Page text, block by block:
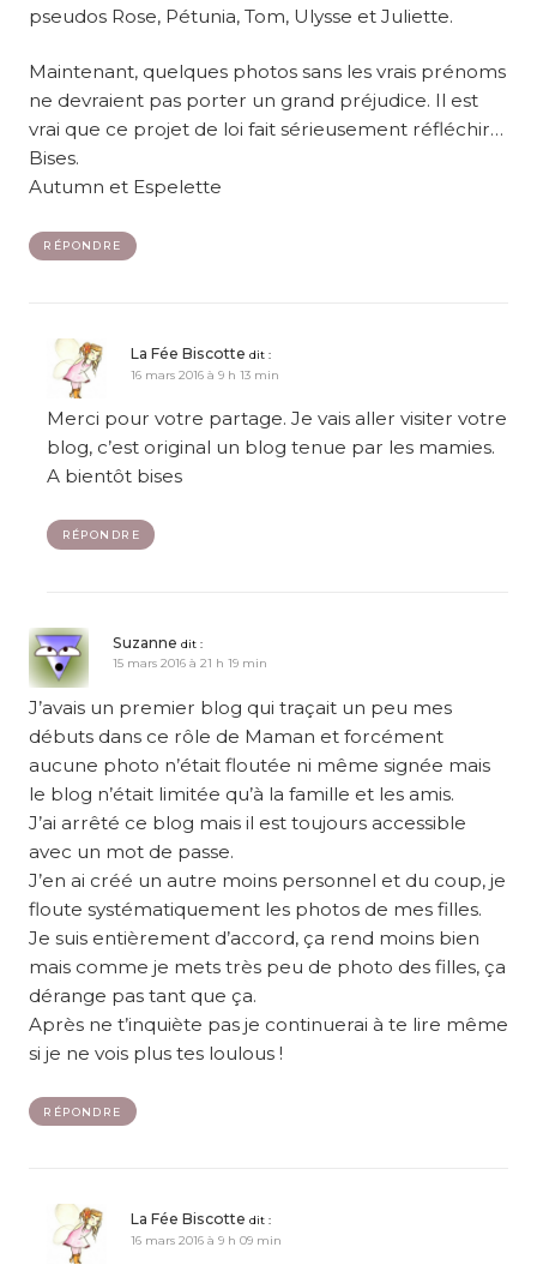
pseudos Rose, Pétunia, Tom, Ulysse et Juliette.
Maintenant, quelques photos sans les vrais prénoms
ne devraient pas porter un grand préjudice. Il est
vrai que ce projet de loi fait sérieusement réfléchir…
Bises.
Autumn et Espelette
RÉPONDRE
La Fée Biscotte dit :
16 mars 2016 à 9 h 13 min
Merci pour votre partage. Je vais aller visiter votre
blog, c’est original un blog tenue par les mamies.
A bientôt bises
RÉPONDRE
Suzanne dit :
15 mars 2016 à 21 h 19 min
J’avais un premier blog qui traçait un peu mes
débuts dans ce rôle de Maman et forcément
aucune photo n’était floutée ni même signée mais
le blog n’était limitée qu’à la famille et les amis.
J’ai arrêté ce blog mais il est toujours accessible
avec un mot de passe.
J’en ai créé un autre moins personnel et du coup, je
floute systématiquement les photos de mes filles.
Je suis entièrement d’accord, ça rend moins bien
mais comme je mets très peu de photo des filles, ça
dérange pas tant que ça.
Après ne t’inquiète pas je continuerai à te lire même
si je ne vois plus tes loulous !
RÉPONDRE
La Fée Biscotte dit :
16 mars 2016 à 9 h 09 min